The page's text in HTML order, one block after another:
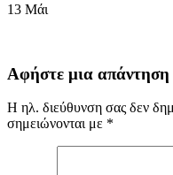
13 Μάι
Αφήστε μια απάντηση
Η ηλ. διεύθυνση σας δεν
σημειώνονται με *